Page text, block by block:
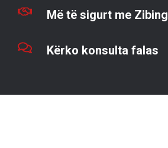
Më të sigurt me Zibing
Kërko konsulta falas